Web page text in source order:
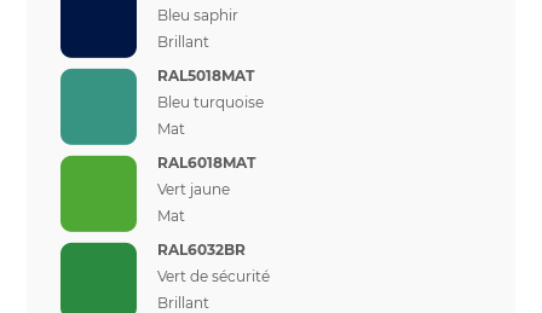
Bleu saphir
Brillant
RAL5018MAT
Bleu turquoise
Mat
RAL6018MAT
Vert jaune
Mat
RAL6032BR
Vert de sécurité
Brillant